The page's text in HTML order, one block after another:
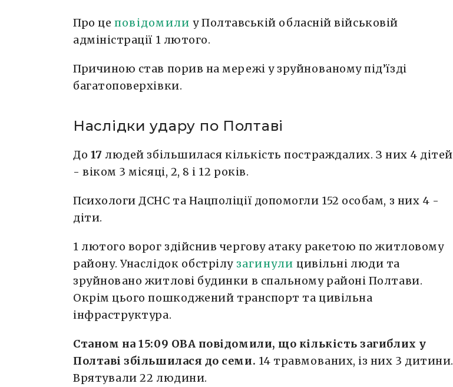
Про це повідомили у Полтавській обласній військовій
адміністрації 1 лютого.
Причиною став порив на мережі у зруйнованому під’їзді
багатоповерхівки.
Наслідки удару по Полтаві
До 17 людей збільшилася кількість постраждалих. З них 4 дітей
- віком 3 місяці, 2, 8 і 12 років.
Психологи ДСНС та Нацполіції допомогли 152 особам, з них 4 -
діти.
1 лютого ворог здійснив чергову атаку ракетою по житловому
району. Унаслідок обстрілу загинули цивільні люди та
зруйновано житлові будинки в спальному районі Полтави.
Окрім цього пошкоджений транспорт та цивільна
інфраструктура.
Станом на 15:09 ОВА повідомили, що кількість загиблих у
Полтаві збільшилася до семи. 14 травмованих, із них 3 дитини.
Врятували 22 людини.